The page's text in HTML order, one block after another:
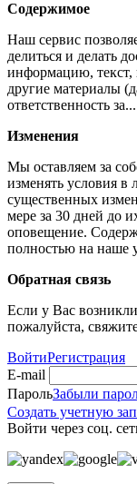
Содержимое
Наш сервис
делиться и делать
информацию, текст,
другие материалы
ответственность за...
Изменения
Мы оставляем за
изменять условия
существенных
мере за 30 дней до
оповещение.
полностью на наше
Обратная связь
Если у Вас
пожалуйста,
ВойтиРегистрация
E-mail
ПарольЗабыли
Создать учетную
Войти через соц.